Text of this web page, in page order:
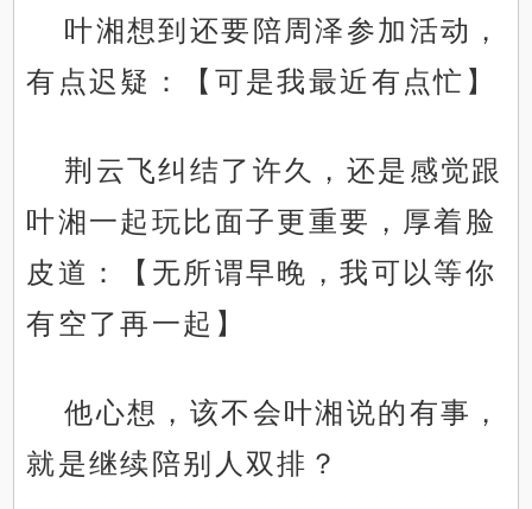
叶湘想到还要陪周泽参加活动，
有点迟疑：【可是我最近有点忙】
荆云飞纠结了许久，还是感觉跟
叶湘一起玩比面子更重要，厚着脸
皮道：【无所谓早晚，我可以等你
有空了再一起】
他心想，该不会叶湘说的有事，
就是继续陪别人双排？